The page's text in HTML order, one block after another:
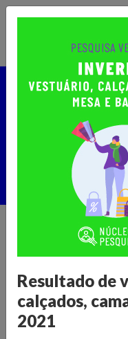
Ir
Núcleo de
Publicações >
Informações
varejo
O Núcleo de Pesquisa
levantamentos sobre as
Resultado de
calçados,
2021